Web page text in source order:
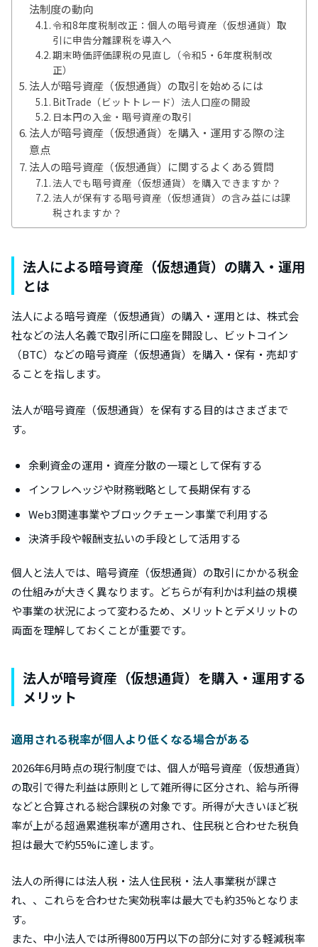
法制度の動向
令和8年度税制改正：個人の暗号資産（仮想通貨）取
引に申告分離課税を導入へ
期末時価評価課税の見直し（令和5・6年度税制改
正）
法人が暗号資産（仮想通貨）の取引を始めるには
BitTrade（ビットトレード）法人口座の開設
日本円の入金・暗号資産の取引
法人が暗号資産（仮想通貨）を購入・運用する際の注
意点
法人の暗号資産（仮想通貨）に関するよくある質問
法人でも暗号資産（仮想通貨）を購入できますか？
法人が保有する暗号資産（仮想通貨）の含み益には課
税されますか？
法人による暗号資産（仮想通貨）の購入・運用
とは
法人による暗号資産（仮想通貨）の購入・運用とは、株式会
社などの法人名義で取引所に口座を開設し、ビットコイン
（BTC）などの暗号資産（仮想通貨）を購入・保有・売却す
ることを指します。
法人が暗号資産（仮想通貨）を保有する目的はさまざまで
す。
余剰資金の運用・資産分散の一環として保有する
インフレヘッジや財務戦略として長期保有する
Web3関連事業やブロックチェーン事業で利用する
決済手段や報酬支払いの手段として活用する
個人と法人では、暗号資産（仮想通貨）の取引にかかる税金
の仕組みが大きく異なります。どちらが有利かは利益の規模
や事業の状況によって変わるため、メリットとデメリットの
両面を理解しておくことが重要です。
法人が暗号資産（仮想通貨）を購入・運用する
メリット
適用される税率が個人より低くなる場合がある
2026年6月時点の現行制度では、個人が暗号資産（仮想通貨）
の取引で得た利益は原則として雑所得に区分され、給与所得
などと合算される総合課税の対象です。所得が大きいほど税
率が上がる超過累進税率が適用され、住民税と合わせた税負
担は最大で約55%に達します。
法人の所得には法人税・法人住民税・法人事業税が課さ
れ、、これらを合わせた実効税率は最大でも約35%となりま
す。
また、中小法人では所得800万円以下の部分に対する軽減税率